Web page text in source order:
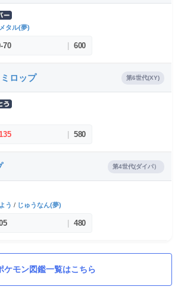
タル(夢)
-70 600
ロップ 第6世代(XY)
580
第4世代(ダイパ）
う / じゅうなん(夢)
480
ケモン図鑑一覧はこちら